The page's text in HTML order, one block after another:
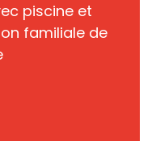
piscine et
familiale de